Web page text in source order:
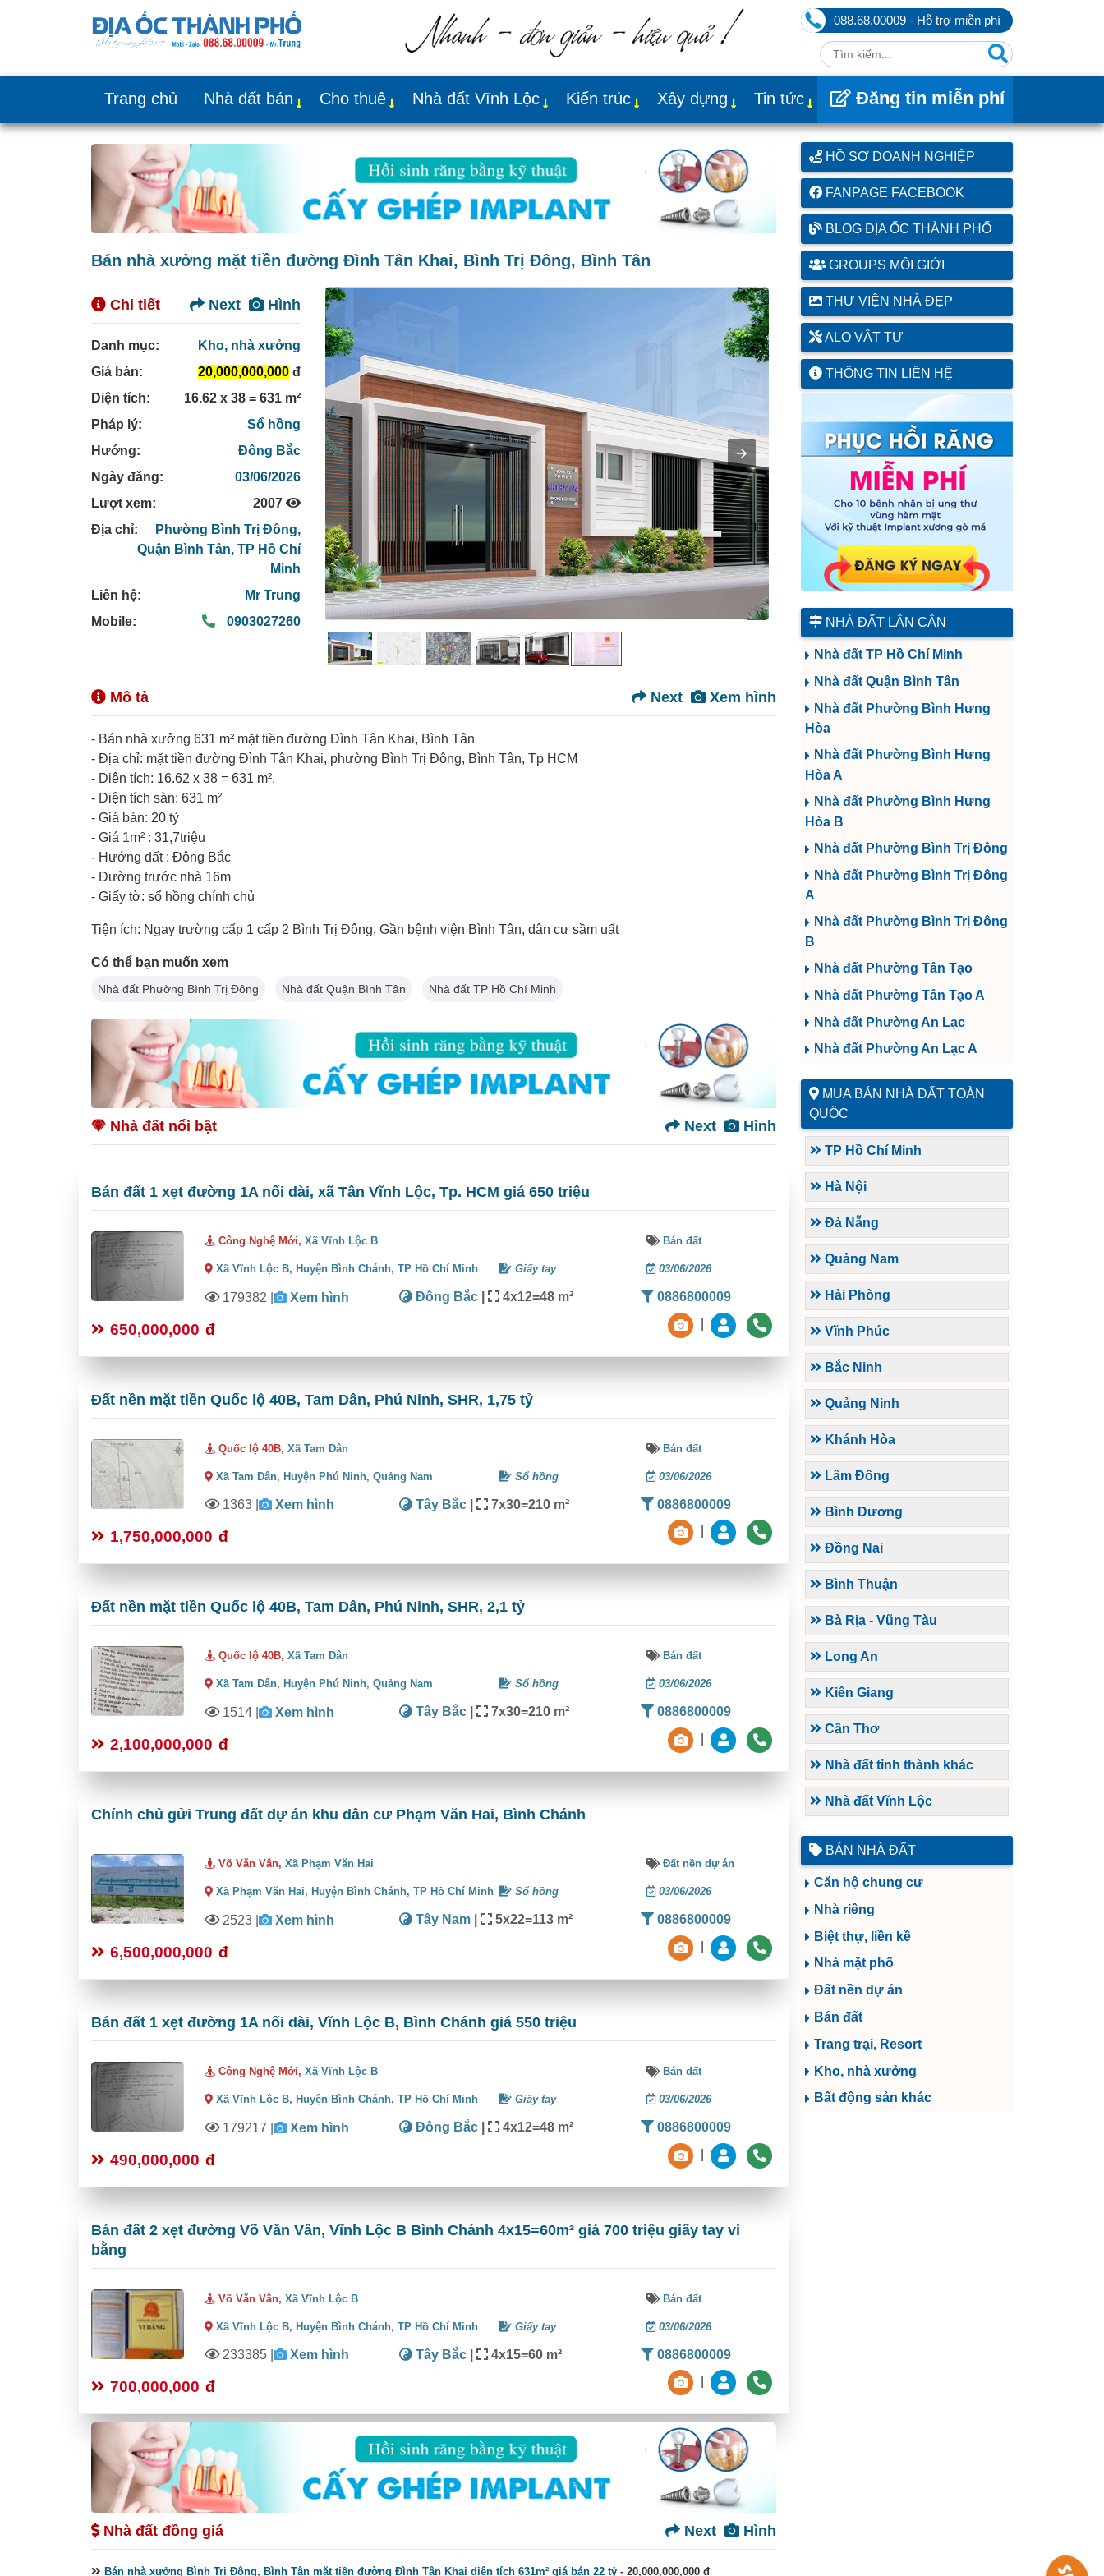
088.68.00009 - Hỗ trợ miễn phí
Trang chủ Nhà đất bán Cho thuê Nhà đất Vĩnh Lộc Kiến trúc Xây dựng Tin tức Đăng tin miễn phí
Bán nhà xưởng mặt tiền đường Đình Tân Khai, Bình Trị Đông, Bình Tân
Chi tiết Hình
Next
Danh mục:
Kho, nhà xưởng
Giá bán:
20,000,000,000 đ
Diện tích:
16.62 x 38 = 631 m²
Pháp lý:
Sổ hồng
Hướng:
Đông Bắc
Ngày đăng:
03/06/2026
Lượt xem:
2007
Địa chỉ:
Phường Bình Trị Đông,
Quận Bình Tân,TP Hồ Chí
Minh
Liên hệ:
Mr Trung
Mobile:
0903027260
Mô tả Xem hình
Next
- Bán nhà xưởng 631 m² mặt tiền đường Đình Tân Khai, Bình Tân
- Địa chỉ: mặt tiền đường Đình Tân Khai, phường Bình Trị Đông, Bình Tân, Tp HCM
- Diện tích: 16.62 x 38 = 631 m²,
- Diện tích sàn: 631 m²
- Giá bán: 20 tỷ
- Giá 1m² : 31,7triệu
- Hướng đất : Đông Bắc
- Đường trước nhà 16m
- Giấy tờ: sổ hồng chính chủ
Tiện ích: Ngay trường cấp 1 cấp 2 Bình Trị Đông, Gần bệnh viện Bình Tân, dân cư sầm uất
Có thể bạn muốn xem
Nhà đất Phường Bình Trị Đông Nhà đất Quận Bình Tân Nhà đất TP Hồ Chí Minh
Nhà đất nổi bật Hình
Next
Bán đất 1 xẹt đường 1A nối dài, xã Tân Vĩnh Lộc, Tp. HCM giá 650 triệu
Công Nghệ Mới,Xã Vĩnh Lộc B Bán đất
Xã Vĩnh Lộc B, Huyện Bình Chánh,TP Hồ Chí Minh Giấy tay 03/06/2026
179382 | Xem hình Đông Bắc| 4x12=48 m² 0886800009
650,000,000 đ
Đất nền mặt tiền Quốc lộ 40B, Tam Dân, Phú Ninh, SHR, 1,75 tỷ
Quốc lộ 40B,Xã Tam Dân Bán đất
Xã Tam Dân, Huyện Phú Ninh,Quảng Nam Sổ hồng 03/06/2026
1363 | Xem hình Tây Bắc| 7x30=210 m² 0886800009
1,750,000,000 đ
Đất nền mặt tiền Quốc lộ 40B, Tam Dân, Phú Ninh, SHR, 2,1 tỷ
Quốc lộ 40B,Xã Tam Dân Bán đất
Xã Tam Dân, Huyện Phú Ninh,Quảng Nam Sổ hồng 03/06/2026
1514 | Xem hình Tây Bắc| 7x30=210 m² 0886800009
2,100,000,000 đ
Chính chủ gửi Trung đất dự án khu dân cư Phạm Văn Hai, Bình Chánh
Võ Văn Vân,Xã Phạm Văn Hai Đất nền dự án
Xã Phạm Văn Hai, Huyện Bình Chánh,TP Hồ Chí Minh Sổ hồng 03/06/2026
2523 | Xem hình Tây Nam| 5x22=113 m² 0886800009
6,500,000,000 đ
Bán đất 1 xẹt đường 1A nối dài, Vĩnh Lộc B, Bình Chánh giá 550 triệu
Công Nghệ Mới,Xã Vĩnh Lộc B Bán đất
Xã Vĩnh Lộc B, Huyện Bình Chánh,TP Hồ Chí Minh Giấy tay 03/06/2026
179217 | Xem hình Đông Bắc| 4x12=48 m² 0886800009
490,000,000 đ
Bán đất 2 xẹt đường Võ Văn Vân, Vĩnh Lộc B Bình Chánh 4x15=60m² giá 700 triệu giấy tay vi
bằng
Võ Văn Vân,Xã Vĩnh Lộc B Bán đất
Xã Vĩnh Lộc B, Huyện Bình Chánh,TP Hồ Chí Minh Giấy tay 03/06/2026
233385 | Xem hình Tây Bắc| 4x15=60 m² 0886800009
700,000,000 đ
Nhà đất đồng giá Hình
Next
Bán nhà xưởng Bình Trị Đông, Bình Tân mặt tiền đường Đình Tân Khai diện tích 631m² giá bán 22 tỷ - 20,000,000,000 đ
HỒ SƠ DOANH NGHIỆP
FANPAGE FACEBOOK
BLOG ĐỊA ỐC THÀNH PHỐ
GROUPS MÔI GIỚI
THƯ VIỆN NHÀ ĐẸP
ALO VẬT TƯ
THÔNG TIN LIÊN HỆ
NHÀ ĐẤT LÂN CẬN
Nhà đất TP Hồ Chí Minh
Nhà đất Quận Bình Tân
Nhà đất Phường Bình Hưng
Hòa
Nhà đất Phường Bình Hưng
Hòa A
Nhà đất Phường Bình Hưng
Hòa B
Nhà đất Phường Bình Trị Đông
Nhà đất Phường Bình Trị Đông
A
Nhà đất Phường Bình Trị Đông
B
Nhà đất Phường Tân Tạo
Nhà đất Phường Tân Tạo A
Nhà đất Phường An Lạc
Nhà đất Phường An Lạc A
MUA BÁN NHÀ ĐẤT TOÀN
QUỐC
TP Hồ Chí Minh
Hà Nội
Đà Nẵng
Quảng Nam
Hải Phòng
Vĩnh Phúc
Bắc Ninh
Quảng Ninh
Khánh Hòa
Lâm Đồng
Bình Dương
Đồng Nai
Bình Thuận
Bà Rịa - Vũng Tàu
Long An
Kiên Giang
Cần Thơ
Nhà đất tỉnh thành khác
Nhà đất Vĩnh Lộc
BÁN NHÀ ĐẤT
Căn hộ chung cư
Nhà riêng
Biệt thự, liền kề
Nhà mặt phố
Đất nền dự án
Bán đất
Trang trại, Resort
Kho, nhà xưởng
Bất động sản khác